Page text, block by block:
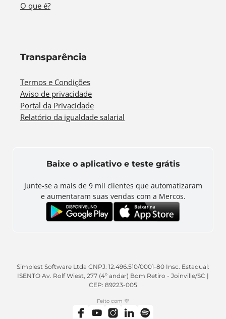
O que é?
Transparência
Termos e Condições
Aviso de privacidade
Portal da Privacidade
Relatório da igualdade salarial
Baixe o aplicativo e teste grátis
Junte-se a mais de 9 mil clientes que automatizaram
e aumentaram suas vendas com a Mercos.
Simplest Software Ltda CNPJ: 12.496.510/0001-80 Insc. Estadual:
ISENTO Av. Rolf Wiest, 277 (4º andar) Bom Retiro - Joinville/SC |
CEP: 89223-005
Feito com 💜